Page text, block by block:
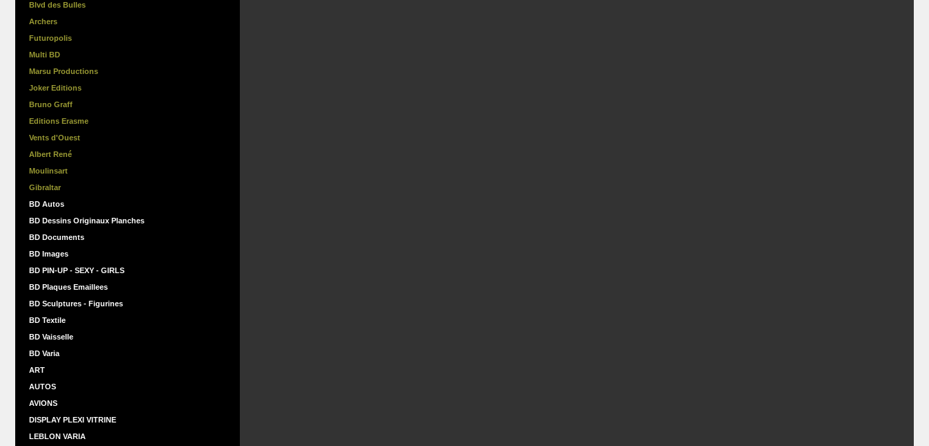
Blvd des Bulles
Archers
Futuropolis
Multi BD
Marsu Productions
Joker Editions
Bruno Graff
Editions Erasme
Vents d'Ouest
Albert René
Moulinsart
Gibraltar
BD Autos
BD Dessins Originaux Planches
BD Documents
BD Images
BD PIN-UP - SEXY - GIRLS
BD Plaques Emaillees
BD Sculptures - Figurines
BD Textile
BD Vaisselle
BD Varia
ART
AUTOS
AVIONS
DISPLAY PLEXI VITRINE
LEBLON VARIA